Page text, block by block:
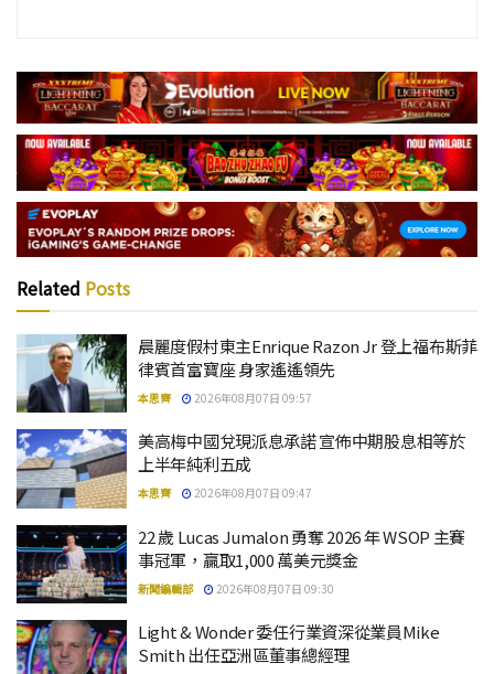
Related Posts
晨麗度假村東主Enrique Razon Jr 登上福布斯菲
律賓首富寶座 身家遙遙領先
本思齊 2026年08月07日 09:57
美高梅中國兌現派息承諾 宣佈中期股息相等於
上半年純利五成
本思齊 2026年08月07日 09:47
22 歲 Lucas Jumalon 勇奪 2026 年 WSOP 主賽
事冠軍，贏取1,000 萬美元獎金
新聞編輯部 2026年08月07日 09:30
Light & Wonder 委任行業資深從業員Mike
Smith 出任亞洲區董事總經理